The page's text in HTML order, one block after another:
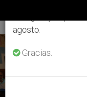
ÚLTIMAS NOTICIAS
agosto.
Gracias.